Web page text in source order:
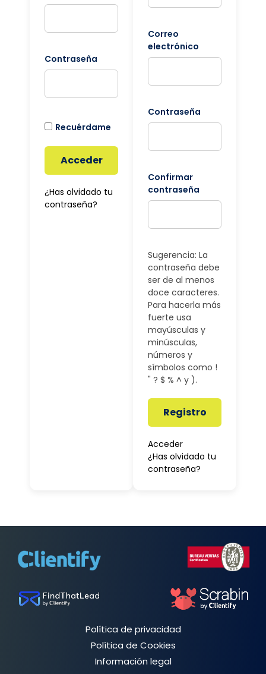
Contraseña
Recuérdame
Acceder
¿Has olvidado tu
contraseña?
Correo
electrónico
Contraseña
Confirmar
contraseña
Sugerencia: La
contraseña debe
ser de al menos
doce caracteres.
Para hacerla más
fuerte usa
mayúsculas y
minúsculas,
números y
símbolos como !
" ? $ % ^ y ).
Registro
Acceder
¿Has olvidado tu
contraseña?
Política de privacidad
Política de Cookies
Información legal